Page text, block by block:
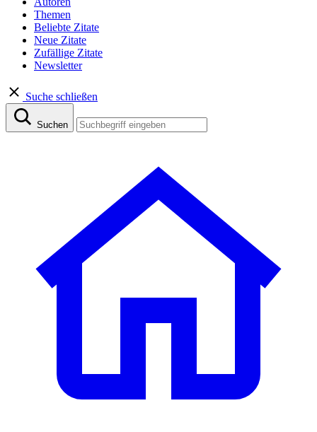
Themen
Beliebte Zitate
Neue Zitate
Zufällige Zitate
Newsletter
Suche schließen
Suchen